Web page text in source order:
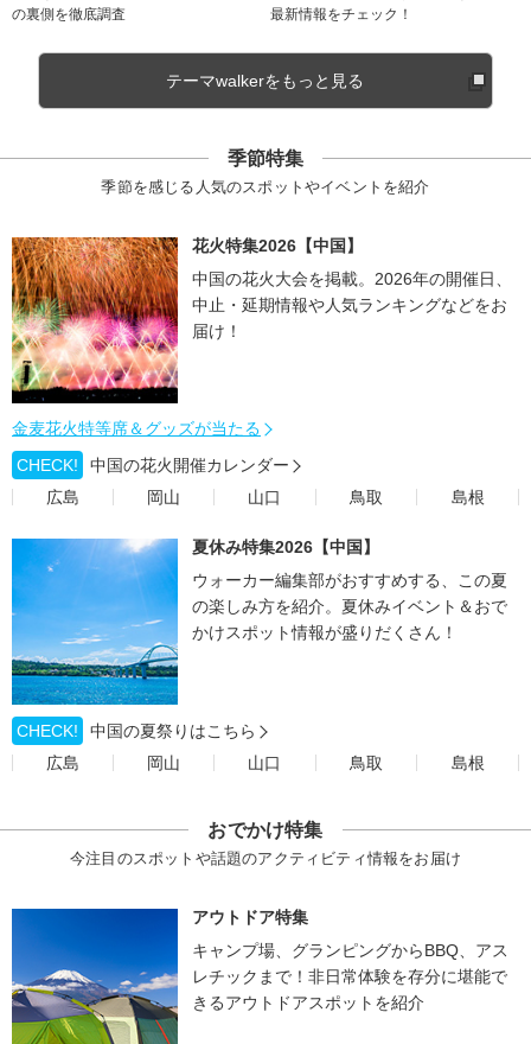
の裏側を徹底調査
最新情報をチェック！
テーマwalkerをもっと見る
季節特集
季節を感じる人気のスポットやイベントを紹介
花火特集2026【中国】
中国の花火大会を掲載。2026年の開催日、
中止・延期情報や人気ランキングなどをお
届け！
金麦花火特等席＆グッズが当たる
CHECK!
中国の花火開催カレンダー
広島
岡山 山口 鳥取 島根
夏休み特集2026【中国】
ウォーカー編集部がおすすめする、この夏
の楽しみ方を紹介。夏休みイベント＆おで
かけスポット情報が盛りだくさん！
CHECK!
中国の夏祭りはこちら
広島
岡山 山口 鳥取 島根
おでかけ特集
今注目のスポットや話題のアクティビティ情報をお届け
アウトドア特集
キャンプ場、グランピングからBBQ、アス
レチックまで！非日常体験を存分に堪能で
きるアウトドアスポットを紹介